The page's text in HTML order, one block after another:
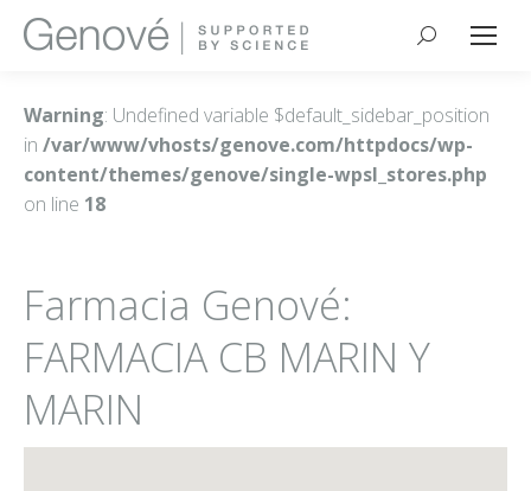
Buscar:
Warning: Undefined variable $default_sidebar_position
in /var/www/vhosts/genove.com/httpdocs/wp-
content/themes/genove/single-wpsl_stores.php
on line 18
Farmacia Genové:
FARMACIA CB MARIN Y
MARIN